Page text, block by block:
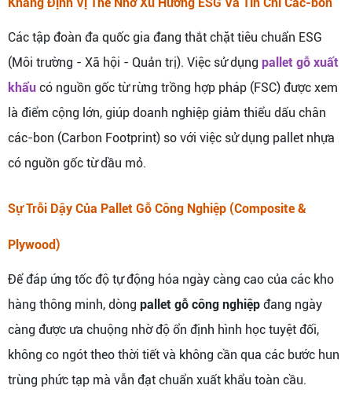
Các tập đoàn đa quốc gia đang thắt chặt tiêu chuẩn ESG
(Môi trường - Xã hội - Quản trị). Việc sử dụng pallet gỗ xuất
khẩu có nguồn gốc từ rừng trồng hợp pháp (FSC) được xem
là điểm cộng lớn, giúp doanh nghiệp giảm thiểu dấu chân
các-bon (Carbon Footprint) so với việc sử dụng pallet nhựa
có nguồn gốc từ dầu mỏ.
Sự Trỗi Dậy Của Pallet Gỗ Công Nghiệp (Composite &
Plywood)
Để đáp ứng tốc độ tự động hóa ngày càng cao của các kho
hàng thông minh, dòng pallet gỗ công nghiệp đang ngày
càng được ưa chuộng nhờ độ ổn định hình học tuyệt đối,
không co ngót theo thời tiết và không cần qua các bước hun
trùng phức tạp mà vẫn đạt chuẩn xuất khẩu toàn cầu.